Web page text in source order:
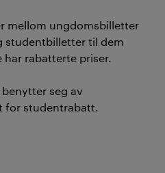
mellom ungdomsbilletter
studentbilletter til dem
har rabatterte priser.
seg av
for studentrabatt.